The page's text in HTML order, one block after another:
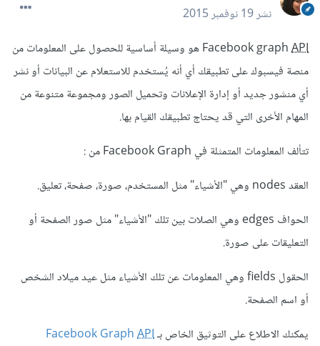
نشر19 نوفمبر 2015
Facebook graphAPI
هو وسيلة أساسية للحصول على المعلومات من
منصة فيسبوك على تطبيقك أي أنه يُستخدم للاستعلام عن البيانات أو نشر
أي منشور جديد أو إدارة الإعلانات وتحميل الصور ومجموعة متنوعة من
المهام الأخرى التي قد يحتاج تطبيقك القيام بها.
تتألف المعلومات المتمثلة في Facebook Graph من :
العقد nodes وهي "الأشياء" مثل المستخدم، صورة، صفحة، تعليق.
الحواف edges وهي الصلات بين تلك "الأشياء" مثل صور الصفحة أو
التعليقات على صورة.
الحقول fields وهي المعلومات عن تلك الأشياء مثل عيد ميلاد الشخص
أو اسم الصفحة.
يمكنك الاطلاع على التوثيق الخاص بـ
Facebook GraphAPI